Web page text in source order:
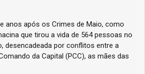
anos após os Crimes de Maio, como
que tirou a vida de 564 pessoas no
desencadeada por conflitos entre a
da Capital (PCC), as mães das